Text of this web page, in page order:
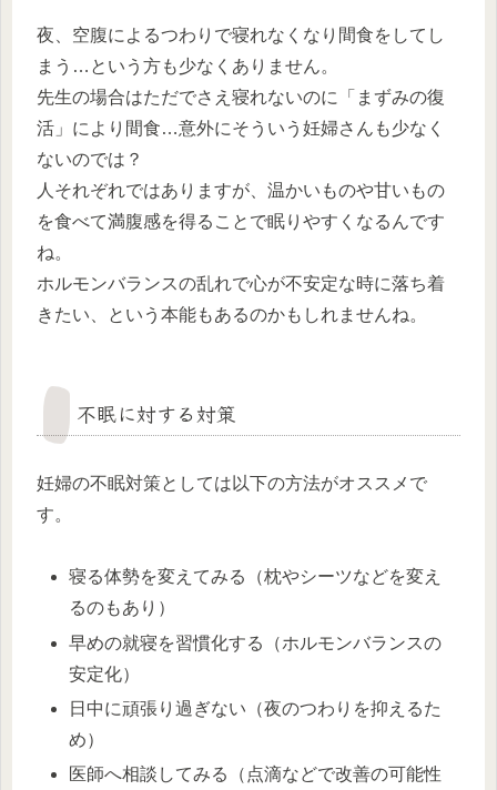
夜、空腹によるつわりで寝れなくなり間食をしてし
まう…という方も少なくありません。
先生の場合はただでさえ寝れないのに「まずみの復
活」により間食…意外にそういう妊婦さんも少なく
ないのでは？
人それぞれではありますが、温かいものや甘いもの
を食べて満腹感を得ることで眠りやすくなるんです
ね。
ホルモンバランスの乱れで心が不安定な時に落ち着
きたい、という本能もあるのかもしれませんね。
不眠に対する対策
妊婦の不眠対策としては以下の方法がオススメで
す。
寝る体勢を変えてみる（枕やシーツなどを変え
るのもあり）
早めの就寝を習慣化する（ホルモンバランスの
安定化）
日中に頑張り過ぎない（夜のつわりを抑えるた
め）
医師へ相談してみる（点滴などで改善の可能性